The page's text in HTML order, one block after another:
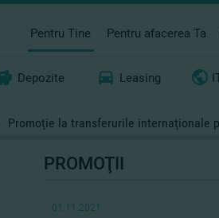
Pentru Tine Pentru afacerea Ta
Depozite Leasing
Promoţie la transferurile internaţionale
PROMOŢII
01.11.2021